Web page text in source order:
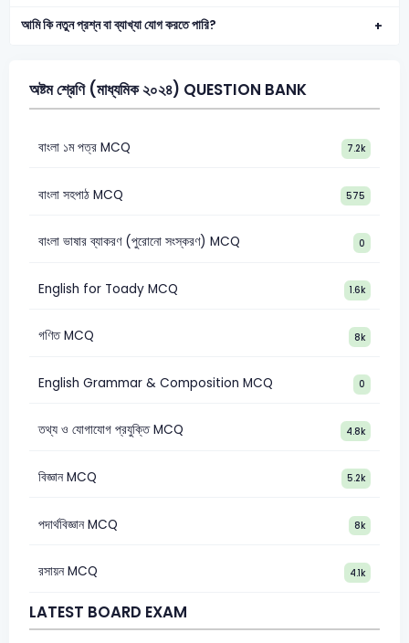
আমি কি নতুন প্রশ্ন বা ব্যাখ্যা যোগ করতে পারি?
অষ্টম শ্রেণি (মাধ্যমিক ২০২৪) QUESTION BANK
বাংলা ১ম পত্র MCQ 7.2k
বাংলা সহপাঠ MCQ 575
বাংলা ভাষার ব্যাকরণ (পুরোনো সংস্করণ) MCQ 0
English for Toady MCQ 1.6k
গণিত MCQ 8k
English Grammar & Composition MCQ 0
তথ্য ও যোগাযোগ প্রযুক্তি MCQ 4.8k
বিজ্ঞান MCQ 5.2k
পদার্থবিজ্ঞান MCQ 8k
রসায়ন MCQ 4.1k
LATEST BOARD EXAM